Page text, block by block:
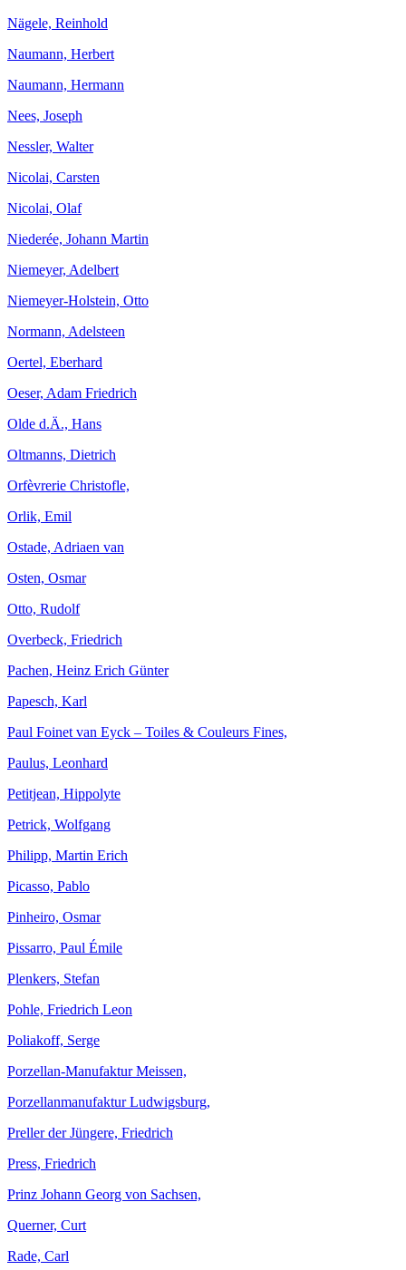
Nägele, Reinhold
Naumann, Herbert
Naumann, Hermann
Nees, Joseph
Nessler, Walter
Nicolai, Carsten
Nicolai, Olaf
Niederée, Johann Martin
Niemeyer, Adelbert
Niemeyer-Holstein, Otto
Normann, Adelsteen
Oertel, Eberhard
Oeser, Adam Friedrich
Olde d.Ä., Hans
Oltmanns, Dietrich
Orfèvrerie Christofle,
Orlik, Emil
Ostade, Adriaen van
Osten, Osmar
Otto, Rudolf
Overbeck, Friedrich
Pachen, Heinz Erich Günter
Papesch, Karl
Paul Foinet van Eyck – Toiles & Couleurs Fines,
Paulus, Leonhard
Petitjean, Hippolyte
Petrick, Wolfgang
Philipp, Martin Erich
Picasso, Pablo
Pinheiro, Osmar
Pissarro, Paul Émile
Plenkers, Stefan
Pohle, Friedrich Leon
Poliakoff, Serge
Porzellan-Manufaktur Meissen,
Porzellanmanufaktur Ludwigsburg,
Preller der Jüngere, Friedrich
Press, Friedrich
Prinz Johann Georg von Sachsen,
Querner, Curt
Rade, Carl